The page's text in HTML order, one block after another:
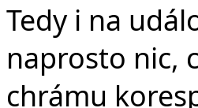
Tedy i na
naprosto nic,
chrámu